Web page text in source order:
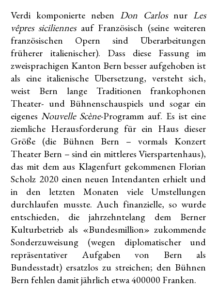
Verdi komponierte nebenDon CarlosnurLes
vêpres siciliennesauf Französisch (seine weiteren
französischen Opern sind Überarbeitungen
früherer italienischer). Dass diese Fassung im
zweisprachigen Kanton Bern besser aufgehoben ist
als eine italienische Übersetzung, versteht sich,
weist Bern lange Traditionen frankophonen
Theater- und Bühnenschauspiels und sogar ein
eigenes Nouvelle Scène-Programm auf. Es ist eine
ziemliche Herausforderung für ein Haus dieser
Größe (die Bühnen Bern – vormals Konzert
Theater Bern – sind ein mittleres Vierspartenhaus),
das mit dem aus Klagenfurt gekommenen Florian
Scholz 2020 einen neuen Intendanten erhielt und
in den letzten Monaten viele Umstellungen
durchlaufen musste. Auch finanzielle, so wurde
entschieden, die jahrzehntelang dem Berner
Kulturbetrieb als «Bundesmillion» zukommende
Sonderzuweisung (wegen diplomatischer und
repräsentativer Aufgaben von Bern als
Bundesstadt) ersatzlos zu streichen; den Bühnen
Bern fehlen damit jährlich etwa 400000 Franken.